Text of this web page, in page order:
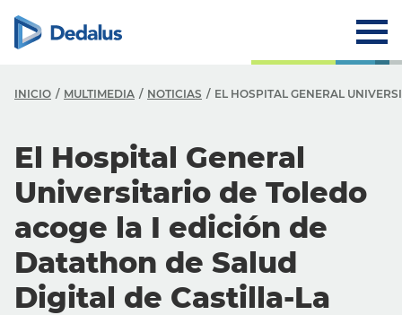
INICIO MULTIMEDIA NOTICIAS EL HOSPITAL GENERAL
El Hospital General
Universitario de Toledo
acoge la I edición de
Datathon de Salud
Digital de Castilla-La